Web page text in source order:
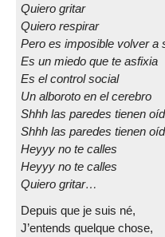
Quiero gritar
Quiero respirar
Pero es imposible volver a
Es un miedo que te asfixia
Es el control social
Un alboroto en el cerebro
Shhh las paredes tienen
Shhh las paredes tienen
Heyyy no te calles
Heyyy no te calles
Quiero gritar…
Depuis que je suis né,
J’entends quelque chose,